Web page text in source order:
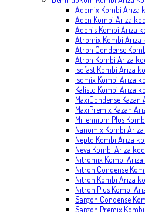
Ademix Kombi Arıza
Aden Kombi Arıza
Adonis Kombi Arıza
Atromix Kombi Arıza
Atron Condense
Atron Kombi Arıza
İsofast Kombi Arıza
İsomix Kombi Arıza
Kalisto Kombi Arıza
MaxiCondense Kazan
MaxiPremix Kazan
Millennium Plus
Nanomix Kombi
Nepto Kombi Arıza
Neva Kombi Arıza
Nitromix Kombi Arıza
Nitron Condense
Nitron Kombi Arıza
Nitron Plus Kombi
Sargon Condense
Sargon Premix Kombi